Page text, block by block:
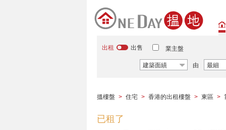
出租 出售 業主盤
建築面績 由 最細
搵樓盤 > 住宅 > 香港的出租樓盤 > 東區 >
已租了